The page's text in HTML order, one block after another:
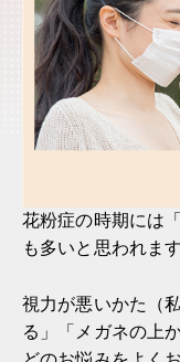
花粉症の時期には
も多いと思われます
視力が悪いかた（
る」「メガネの上